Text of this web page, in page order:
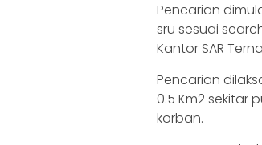
Pencarian
sru sesuai
Kantor SAR
Pencarian
0.5 Km2 sekitar
korban.